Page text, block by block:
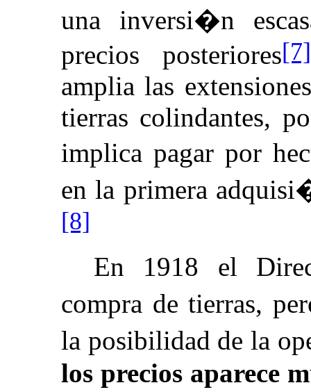
una inversi�n
precios posteriores[7]
amplia las
tierras colindantes,
implica pagar por
en la primera
[8]
En 1918 el
compra de tierras,
la posibilidad de la
los precios aparece